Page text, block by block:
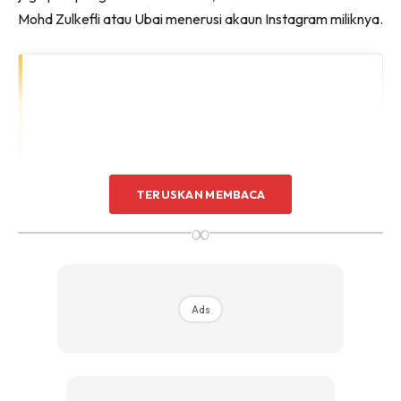
Mohd Zulkefli atau Ubai menerusi akaun Instagram miliknya.
TERUSKAN MEMBACA
∞
Ads